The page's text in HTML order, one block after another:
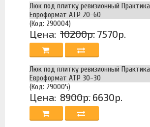
Люк под плитку ревизионный Практика
Евроформат АТР 20-60
(Код: 290004)
Цена: 10200р. 7570р.
Люк под плитку ревизионный Практика
Евроформат АТР 30-30
(Код: 290005)
Цена: 8900р. 6630р.